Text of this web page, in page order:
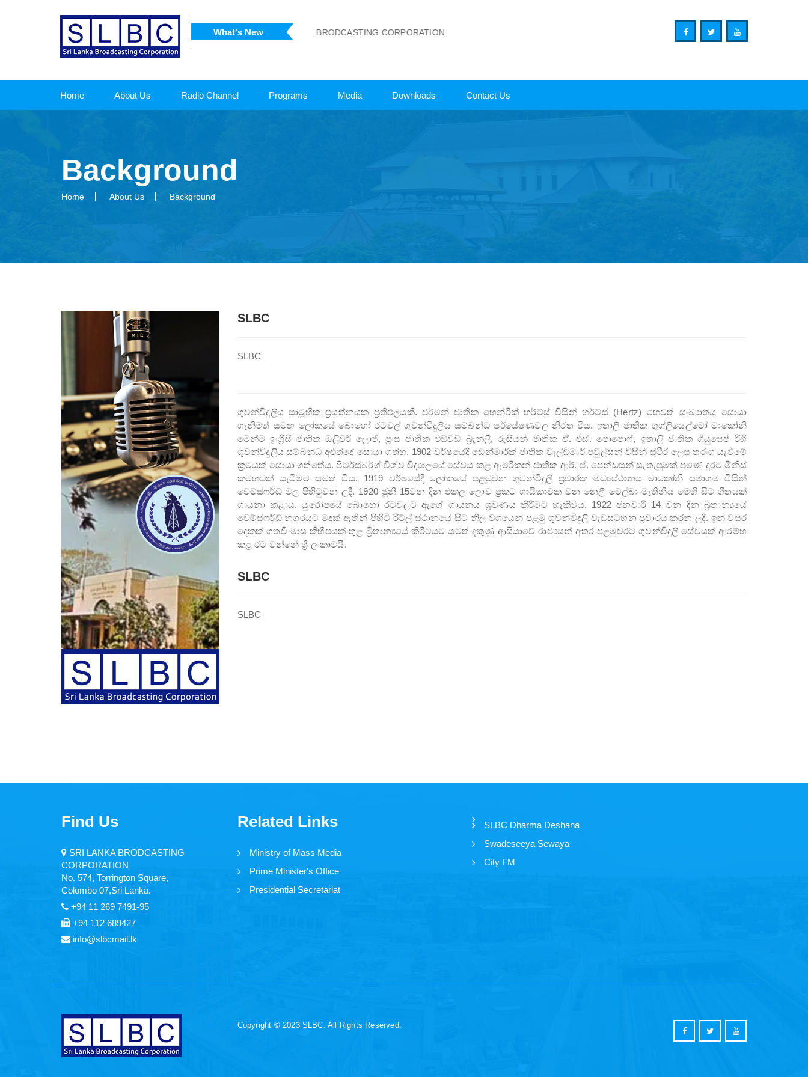
What's NewSRI LANKA BRODCASTING CORPORATION
Ministry of Mass Media
Home About Us Radio Channel Programs Media Downloads Contact Us
Background
Home About Us Background
SLBC
SLBC
ගුවන්විදුලිය සාමූහික ප්‍රයත්නයක ප්‍රතිඵලයකි. ජර්මන් ජාතික හෙන්රික් හර්ට්ස් විසින් හර්ට්ස් (Hertz) හෙවත් සංඛ්‍යාතය සොයා
ගැනීමත් සමඟ ලෝකයේ බොහෝ රටවල් ගුවන්විදුලිය සම්බන්ධ පර්යේෂණවල නිරත විය. ඉතාලි ජාතික ගුග්ලියෙල්මෝ මාකෝනි
මෙන්ම ඉංග්‍රීසි ජාතික ඔලිවර් ලොජ්, ප්‍රංස ජාතික එඩ්වඩ් බ්‍රැන්ලි, රුසියන් ජාතික ඒ. එස්. පොපොෆ්, ඉතාලි ජාතික ගියුසෙප් රිගි
ගුවන්විදුලිය සම්බන්ධ අළුත්දේ සොයා ගත්හ. 1902 වර්ෂයේදී ඩෙන්මාර්ක් ජාතික වැල්ඩිමාර් පවුල්සන් විසින් ස්ථීර ලෙස තරංග යැවීමේ
ක්‍රමයක් සොයා ගත්තේය. පීටර්ස්බර්ග් විශ්ව විද්‍යාලයේ සේවය කළ ඇමරිකන් ජාතික ආර්. ඒ. පෙන්ඩසන් සැතැපුමක් පමණ දුරට මිනිස්
කටහඬක් යැවීමට සමත් විය. 1919 වර්ෂයේදී ලෝකයේ පළමුවන ගුවන්විදුලි ප්‍රචාරක මධ්‍යස්ථානය මාකෝනි සමාගම විසින්
චෙම්ස්ෆර්ඩ් වල පිහිටුවන ලදී. 1920 ජූනි 15වන දින එකල ලොව ප්‍රකට ගායිකාවක වන නෙලී මෙල්බා මැතිනිය මෙහි සිට ගීතයක්
ගායනා කළාය. යුරෝපයේ බොහෝ රටවලට ඇගේ ගායනය ශ්‍රවණය කිරීමට හැකිවිය. 1922 ජනවාරි 14 වන දින බ්‍රිතාන්‍යයේ
චෙම්ස්ෆර්ඩ් නගරයට මදක් ඈතින් පිහිටි රිට්ල් ස්ථානයේ සිට නිල වශයෙන් පළමු ගුවන්විදුලි වැඩසටහන ප්‍රචාරය කරන ලදී. ඉන් වසර
දෙකක් ගතවී මාස කිහිපයක් තුළ බ්‍රිතාන්‍යයේ කිරීටයට යටත් දකුණු ආසියාවේ රාජ්‍යයන් අතර පළමුවරට ගුවන්විදුලි සේවයක් ආරම්භ
කළ රට වන්නේ ශ්‍රී ලංකාවයි.
SLBC
SLBC
Find Us
SRI LANKA BRODCASTING
CORPORATION
No. 574, Torrington Square,
Colombo 07,Sri Lanka.
+94 11 269 7491-95
+94 112 689427
info@slbcmail.lk
Related Links
Ministry of Mass Media
Prime Minister's Office
Presidential Secretariat
SLBC Dharma Deshana
Swadeseeya Sewaya
City FM
Copyright © 2023 SLBC. All Rights Reserved.